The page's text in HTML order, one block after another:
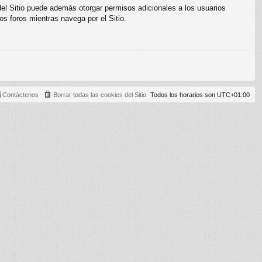
Sitio puede además otorgar permisos adicionales a los usuarios
foros mientras navega por el Sitio.
Todos los horarios son UTC+01:00
Borrar todas las cookies del Sitio
Contáctenos